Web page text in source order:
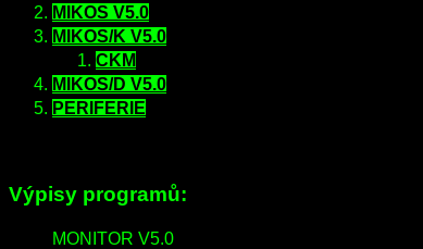
MIKOS V5.0
MIKOS/K V5.0
CKM
MIKOS/D V5.0
PERIFERIE
Výpisy programů:
MONITOR V5.0